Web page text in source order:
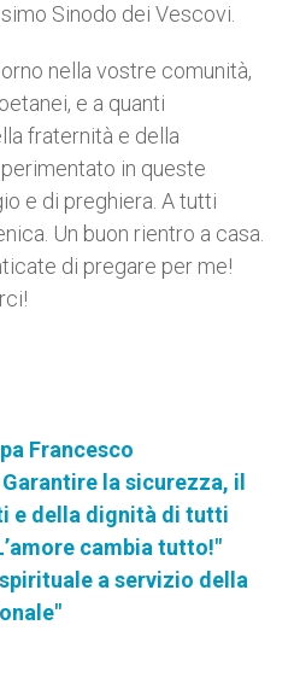
Sinodo dei Vescovi.
nella vostre comunità,
e a quanti
fraternità e della
in queste
e di preghiera. A tutti
Un buon rientro a casa.
di pregare per me!
Francesco
la sicurezza, il
e della dignità di tutti
cambia tutto!"
a servizio della